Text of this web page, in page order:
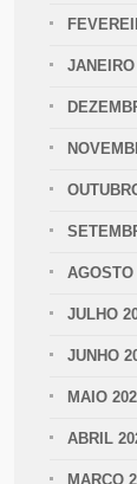
AGOSTO
JULHO
JUNHO
MAIO
ABRIL
MARÇO